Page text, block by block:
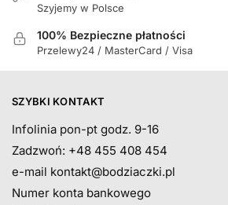
Szyjemy w Polsce
100% Bezpieczne płatności
Przelewy24 / MasterCard / Visa
SZYBKI KONTAKT
Infolinia pon-pt godz. 9-16
Zadzwoń: +48 455 408 454
e-mail kontakt@bodziaczki.pl
Numer konta bankowego